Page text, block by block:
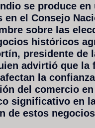
se produce
en el Consejo
sobre las
históricos
presidente de
advirtió que
la
del comercio
significativo en
de estos